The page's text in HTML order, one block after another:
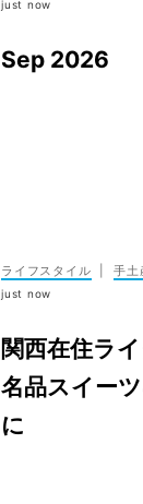
just now
Sep 2026
ライフスタイル 手土
just now
関西在住ラ
名品スイー
に